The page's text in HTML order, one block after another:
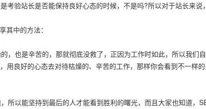
考验站长是否能保持良好心态的时候，不是吗?所以对于站长来说
其中的方法：
，也是辛苦的，那就彻底没救了，正因为工作时如此，所以我们
用良好的心态去对待枯燥的、辛苦的工作，那样你会看到不一样
所以能坚持到最后的人才能看到胜利的曙光，而且大家也知道，